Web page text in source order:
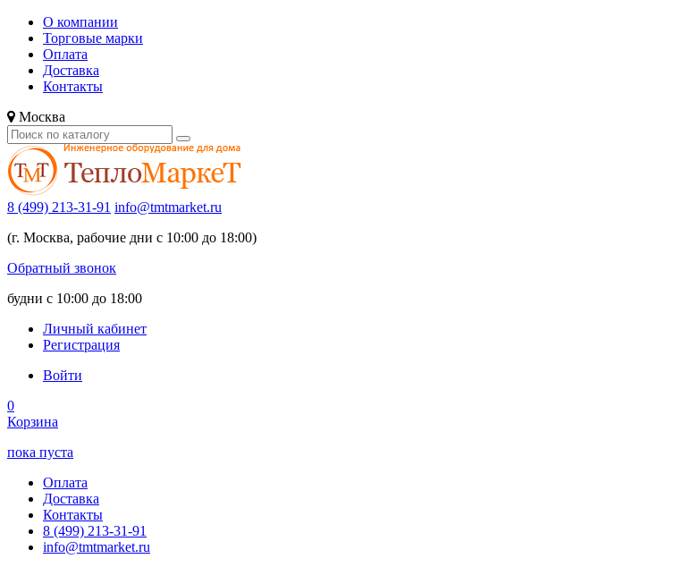
О компании
Торговые марки
Оплата
Доставка
Контакты
Москва
8 (499) 213-31-91 info@tmtmarket.ru
(г. Москва, рабочие дни с 10:00 до 18:00)
Обратный звонок
будни с 10:00 до 18:00
Личный кабинет
Регистрация
Войти
0
Корзина
пока пуста
Оплата
Доставка
Контакты
8 (499) 213-31-91
info@tmtmarket.ru